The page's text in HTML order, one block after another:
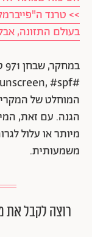
>> טרנד
בעולם התזונה,
המוחלט של
הגנה. עם זאת,
מיותר או עלול
משמעותית.
רוצה לקבל את